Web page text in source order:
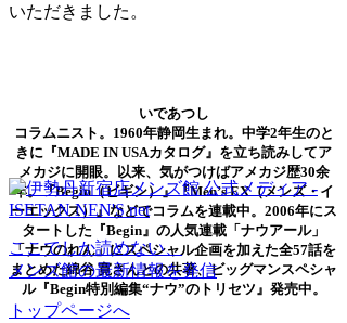
いただきました。
いであつし
コラムニスト。1960年静岡生まれ。中学2年生のと
きに『MADE IN USAカタログ』を立ち読みしてア
メカジに開眼。以来、気がつけばアメカジ歴30余
年。『Begin（ビギン）』『Men’s EX（メンズ・イ
ーエックス）』などでコラムを連載中。2006年にス
タートした『Begin』の人気連載「ナウアール」
「ナウのれん」にスペシャル企画を加えた全57話を
まとめた綿谷 寛さんとの共著、ビッグマンスペシャ
ル『Begin特別編集“ナウ”のトリセツ』発売中。
ここでしか読めない、
メンズ館の最新情報を発信
トップページへ